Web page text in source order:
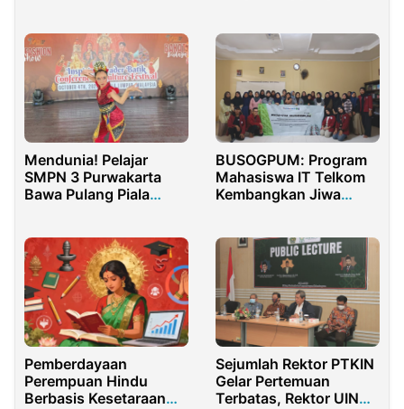
Mendunia! Pelajar
SMPN 3 Purwakarta
Bawa Pulang Piala
BUSOGPUM: Program
Mahasiswa IT Telkom
Kembangkan Jiwa
Pemberdayaan
Perempuan Hindu
Berbasis Kesetaraan
Sejumlah Rektor PTKIN
Gelar Pertemuan
Terbatas, Rektor UIN